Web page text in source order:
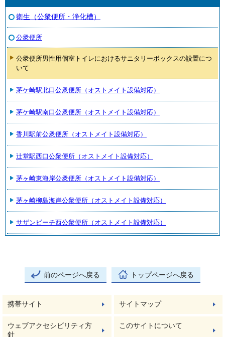
衛生（公衆便所・浄化槽）
公衆便所
公衆便所男性用個室トイレにおけるサニタリーボックスの設置につ
いて
茅ケ崎駅北口公衆便所（オストメイト設備対応）
茅ケ崎駅南口公衆便所（オストメイト設備対応）
香川駅前公衆便所（オストメイト設備対応）
辻堂駅西口公衆便所（オストメイト設備対応）
茅ヶ崎東海岸公衆便所（オストメイト設備対応）
茅ヶ崎柳島海岸公衆便所（オストメイト設備対応）
サザンビーチ西公衆便所（オストメイト設備対応）
前のページへ戻る トップページへ戻る
携帯サイト サイトマップ
ウェブアクセシビリティ方
針
このサイトについて